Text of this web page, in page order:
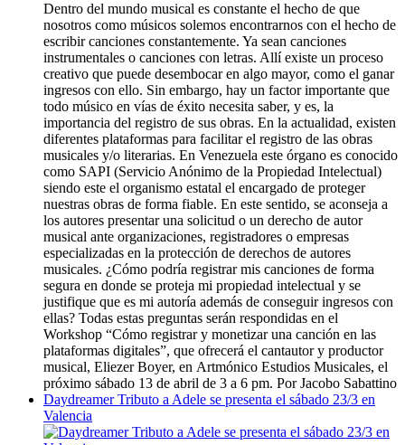
Dentro del mundo musical es constante el hecho de que
nosotros como músicos solemos encontrarnos con el hecho de
escribir canciones constantemente. Ya sean canciones
instrumentales o canciones con letras. Allí existe un proceso
creativo que puede desembocar en algo mayor, como el ganar
ingresos con ello. Sin embargo, hay un factor importante que
todo músico en vías de éxito necesita saber, y es, la
importancia del registro de sus obras. En la actualidad, existen
diferentes plataformas para facilitar el registro de las obras
musicales y/o literarias. En Venezuela este órgano es conocido
como SAPI (Servicio Anónimo de la Propiedad Intelectual)
siendo este el organismo estatal el encargado de proteger
nuestras obras de forma fiable. En este sentido, se aconseja a
los autores presentar una solicitud o un derecho de autor
musical ante organizaciones, registradores o empresas
especializadas en la protección de derechos de autores
musicales. ¿Cómo podría registrar mis canciones de forma
segura en donde se proteja mi propiedad intelectual y se
justifique que es mi autoría además de conseguir ingresos con
ellas? Todas estas preguntas serán respondidas en el
Workshop “Cómo registrar y monetizar una canción en las
plataformas digitales”, que ofrecerá el cantautor y productor
musical, Eliezer Boyer, en Artmónico Estudios Musicales, el
próximo sábado 13 de abril de 3 a 6 pm. Por Jacobo Sabattino
Daydreamer Tributo a Adele se presenta el sábado 23/3 en
Valencia